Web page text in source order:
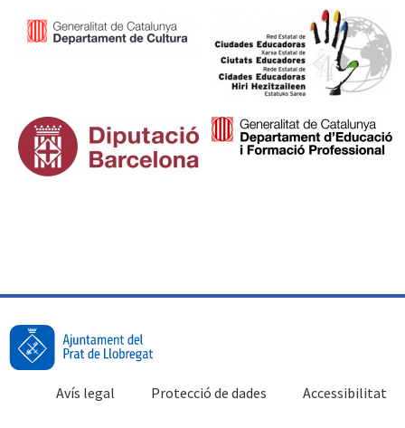
Accessibilitat
Protecció de dades
Avís legal